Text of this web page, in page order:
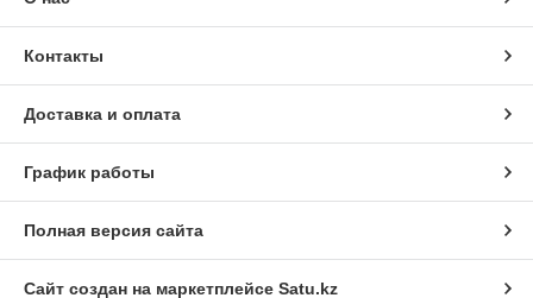
Контакты
Доставка и оплата
График работы
Полная версия сайта
Сайт создан на маркетплейсе Satu.kz